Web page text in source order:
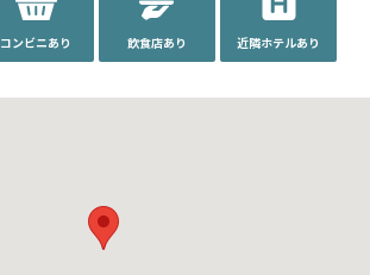
コンビニあり 飲食店あり 近隣ホテルあり